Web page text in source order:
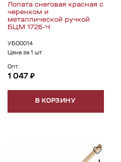
Лопата снеговая красная с
черенком и
металлической ручкой
БЦМ 1726-Ч
УБО0014
Цена за 1 шт
Опт:
1 047 ₽
В КОРЗИНУ